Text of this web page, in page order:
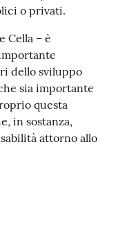
o privati.
Cella – è
dello sviluppo
sia importante
questa
in sostanza,
attorno allo